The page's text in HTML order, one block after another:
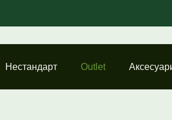
Нестандарт Outlet